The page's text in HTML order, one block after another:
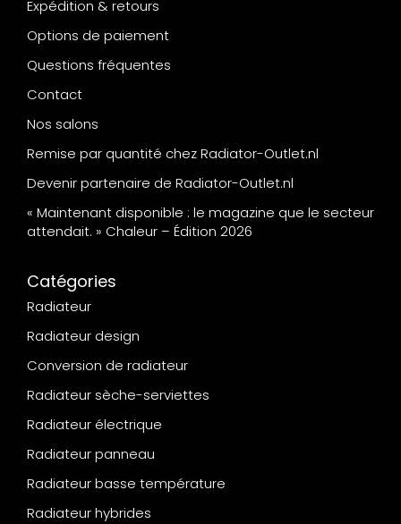
Expédition & retours
Options de paiement
Questions fréquentes
Contact
Nos salons
Remise par quantité chez Radiator-Outlet.nl
Devenir partenaire de Radiator-Outlet.nl
« Maintenant disponible : le magazine que le secteur
attendait. » Chaleur – Édition 2026
Catégories
Radiateur
Radiateur design
Conversion de radiateur
Radiateur sèche-serviettes
Radiateur électrique
Radiateur panneau
Radiateur basse température
Radiateur hybrides